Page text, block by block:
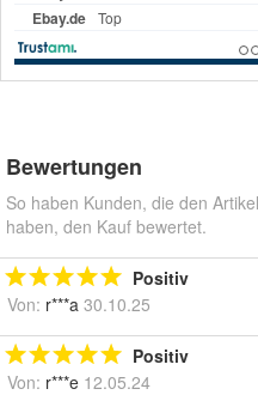
Bewertungen
So haben Kunden, die den
haben, den Kauf bewertet.
Positiv
Von: r***a 30.10.25
Positiv
Von: r***e 12.05.24